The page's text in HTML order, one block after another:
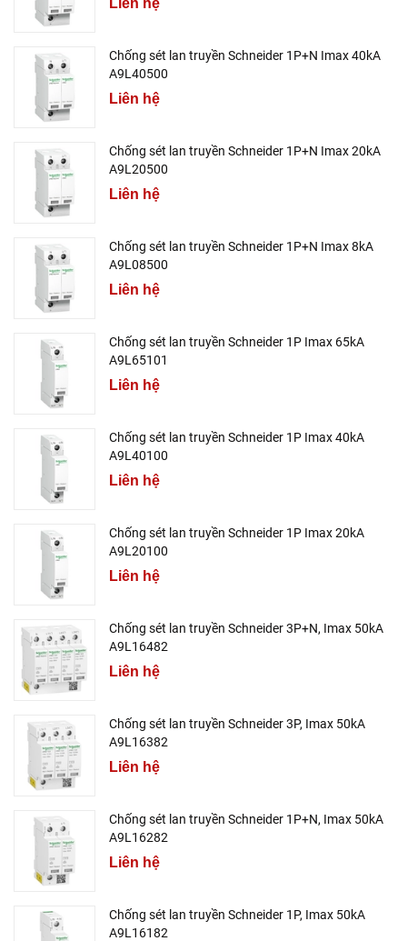
Liên hệ
Chống sét lan truyền Schneider 1P+N Imax 40kA
A9L40500
Liên hệ
Chống sét lan truyền Schneider 1P+N Imax 20kA
A9L20500
Liên hệ
Chống sét lan truyền Schneider 1P+N Imax 8kA
A9L08500
Liên hệ
Chống sét lan truyền Schneider 1P Imax 65kA
A9L65101
Liên hệ
Chống sét lan truyền Schneider 1P Imax 40kA
A9L40100
Liên hệ
Chống sét lan truyền Schneider 1P Imax 20kA
A9L20100
Liên hệ
Chống sét lan truyền Schneider 3P+N, Imax 50kA
A9L16482
Liên hệ
Chống sét lan truyền Schneider 3P, Imax 50kA
A9L16382
Liên hệ
Chống sét lan truyền Schneider 1P+N, Imax 50kA
A9L16282
Liên hệ
Chống sét lan truyền Schneider 1P, Imax 50kA
A9L16182